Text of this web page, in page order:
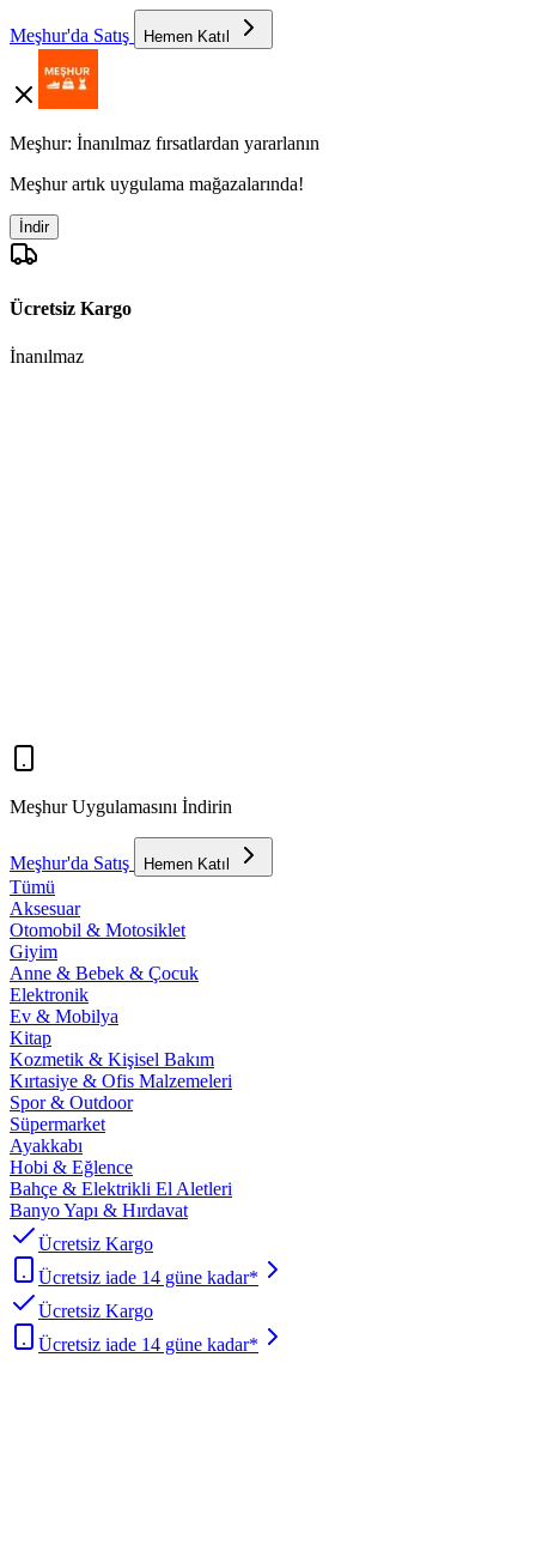
Meşhur'da Satış Hemen Katıl
Meşhur: İnanılmaz fırsatlardan yararlanın
Meşhur artık uygulama mağazalarında!
İndir
Ücretsiz Kargo
İnanılmaz
Meşhur Uygulamasını İndirin
Meşhur'da Satış Hemen Katıl
Tümü
Aksesuar
Otomobil & Motosiklet
Giyim
Anne & Bebek & Çocuk
Elektronik
Ev & Mobilya
Kitap
Kozmetik & Kişisel Bakım
Kırtasiye & Ofis Malzemeleri
Spor & Outdoor
Süpermarket
Ayakkabı
Hobi & Eğlence
Bahçe & Elektrikli El Aletleri
Banyo Yapı & Hırdavat
Ücretsiz Kargo
Ücretsiz iade 14 güne kadar*
Ücretsiz Kargo
Ücretsiz iade 14 güne kadar*